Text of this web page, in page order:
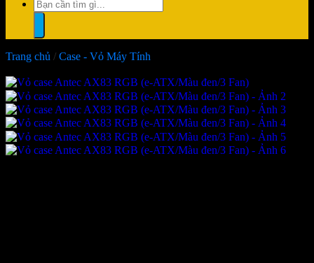
Tìm
kiếm:
Trang chủ / Case - Vỏ Máy Tính